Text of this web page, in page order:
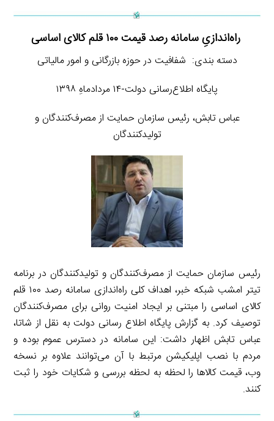
راه‌اندازیِ سامانه رصد قیمت ۱۰۰ قلم کالای اساسی
دسته بندی: شفافیت در حوزه بازرگانی و امور مالیاتی
پایگاه اطلاع‌رسانی دولت-۱۴ مردادماهِ ۱۳۹۸
عباس تابش، رئیس سازمان حمایت از مصرف‌کنندگان و
تولیدکنندگان
رئیس سازمان حمایت از مصرف‌کنندگان و تولیدکنندگان در برنامه
تیتر امشب شبکه خبر، اهداف کلی راه‌اندازی سامانه رصد ۱۰۰ قلم
کالای اساسی را مبتنی بر ایجاد امنیت روانی برای مصرف‌کنندگان
توصیف کرد. به گزارش پایگاه اطلاع رسانی دولت به نقل از شاتا،
عباس تابش اظهار داشت: این سامانه در دسترس عموم بوده و
مردم با نصب اپلیکیشن مرتبط با آن می‌توانند علاوه بر نسخه
وب، قیمت کالاها را لحظه به لحظه بررسی و شکایات خود را ثبت
کنند.